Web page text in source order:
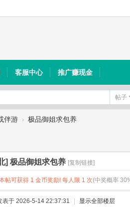
客服中心 推广赚现金
帖子
伴游 › 极品御姐求包养
] 极品御姐求包养 [复制链接]
帖可获得 1 金币奖励! 每人限 1 次(中奖概率
表于 2026-5-14 22:37:31 显示全部楼层